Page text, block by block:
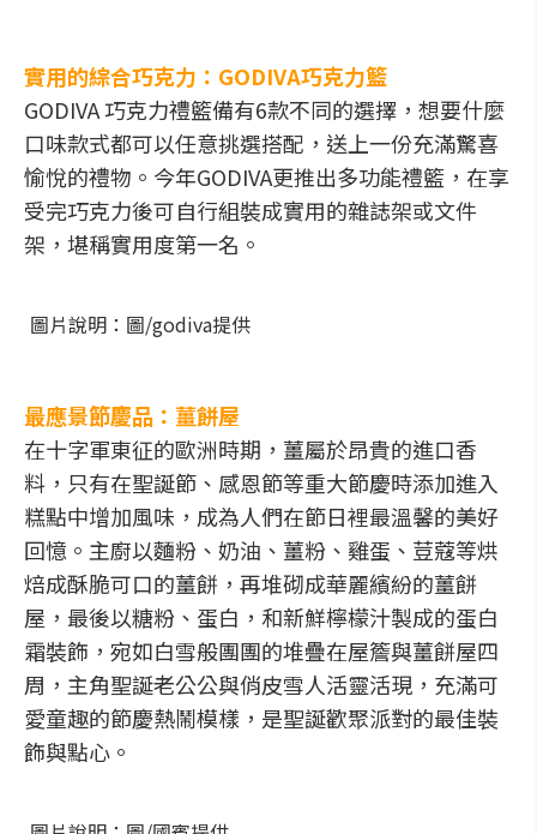
實用的綜合巧克力：GODIVA巧克力籃
GODIVA 巧克力禮籃備有6款不同的選擇，想要什麼
口味款式都可以任意挑選搭配，送上一份充滿驚喜
愉悅的禮物。今年GODIVA更推出多功能禮籃，在享
受完巧克力後可自行組裝成實用的雜誌架或文件
架，堪稱實用度第一名。
圖片說明：圖/godiva提供
最應景節慶品：薑餅屋
在十字軍東征的歐洲時期，薑屬於昂貴的進口香
料，只有在聖誕節 、 感恩節等重大節慶時添加進入
糕點中增加風味， 成為人們在節日裡最溫馨的美好
回憶。主廚以麵粉、奶油、薑粉、 雞蛋、荳蔻等烘
焙成酥脆可口的薑餅，再堆砌成華麗繽紛的薑餅
屋， 最後以糖粉、蛋白，和新鮮檸檬汁製成的蛋白
霜裝飾， 宛如白雪般團團的堆疊在屋簷與薑餅屋四
周， 主角聖誕老公公與俏皮雪人活靈活現， 充滿可
愛童趣的節慶熱鬧模樣，是聖誕歡聚派對的最佳裝
飾與點心。